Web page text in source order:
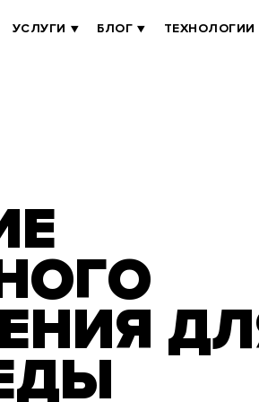
УСЛУГИ БЛОГ ТЕХНОЛОГИИ